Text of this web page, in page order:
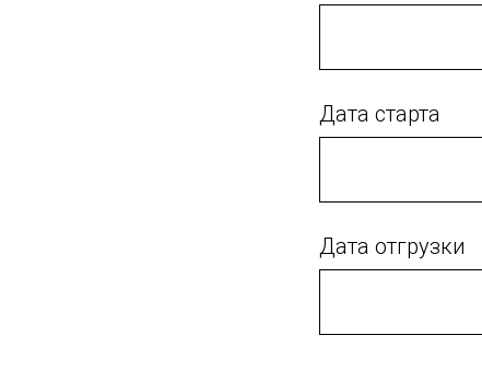
Дата старта
Дата отгрузки